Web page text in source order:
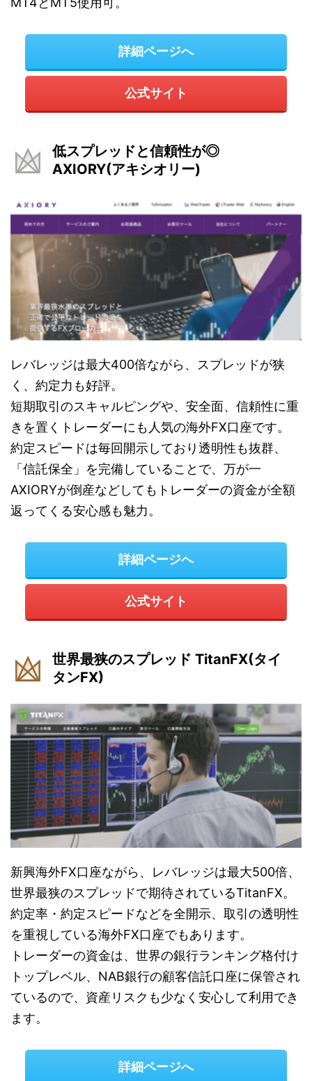
詳細ページへ
公式サイト
低スプレッドと信頼性が◎
AXIORY(アキシオリー)
レバレッジは最大400倍ながら、スプレッドが狭
く、約定力も好評。
短期取引のスキャルピングや、安全面、信頼性に重
きを置くトレーダーにも人気の海外FX口座です。
約定スピードは毎回開示しており透明性も抜群、
「信託保全」を完備していることで、万が一
AXIORYが倒産などしてもトレーダーの資金が全額
返ってくる安心感も魅力。
詳細ページへ
公式サイト
世界最狭のスプレッド TitanFX(タイ
タンFX)
新興海外FX口座ながら、レバレッジは最大500倍、
世界最狭のスプレッドで期待されているTitanFX。
約定率・約定スピードなどを全開示、取引の透明性
を重視している海外FX口座でもあります。
トレーダーの資金は、世界の銀行ランキング格付け
トップレベル、NAB銀行の顧客信託口座に保管され
ているので、資産リスクも少なく安心して利用でき
ます。
詳細ページへ